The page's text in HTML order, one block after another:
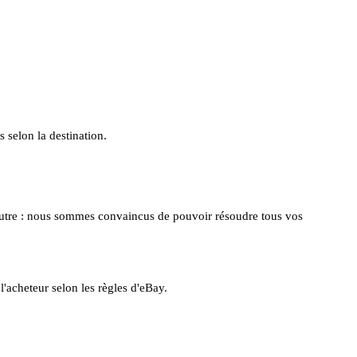
selon la destination.
: nous sommes convaincus de pouvoir résoudre tous vos
selon les règles d'eBay.